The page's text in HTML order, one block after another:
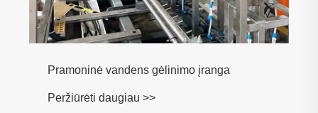
Ligoninės gryno vandens atvirkštinio